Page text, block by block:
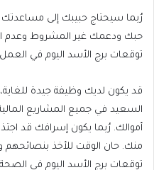
رُبما سيحتاج حبيبك إلى
حبك ودعمك غير المشروط وعدم
توقعات برج الأسد اليوم في العمل
قد يكون لديك وظيفة جيدة
السعيد في جميع المشاريع
أموالك. رُبما يكون إسرافك قد
منك. حان الوقت للأخذ بنصائحهم
توقعات برج الأسد اليوم في الصحة